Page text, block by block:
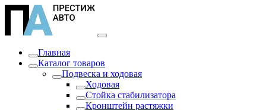
Главная
Каталог товаров
Подвеска и ходовая
Ходовая
Стойка стабилизатора
Кронштейн растяжки